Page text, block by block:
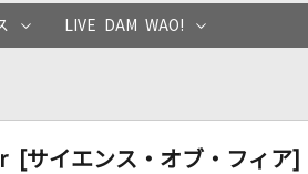
LIVE DAM WAO!
[サイエンス・オブ・フィア]